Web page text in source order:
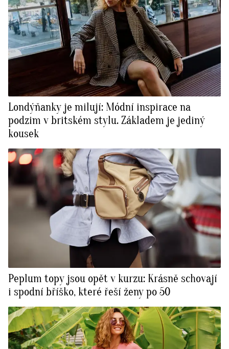
Londýňanky je milují: Módní inspirace na
podzim v britském stylu. Základem je jediný
kousek
Peplum topy jsou opět v kurzu: Krásně schovají
i spodní bříško, které řeší ženy po 50